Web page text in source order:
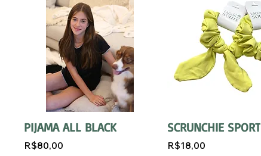
PIJAMA ALL BLACK
R$80,00
SCRUNCHIE SPORT
R$18,00